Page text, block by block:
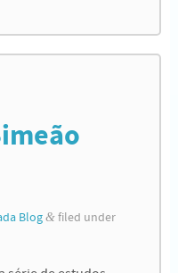
Blog &filed under